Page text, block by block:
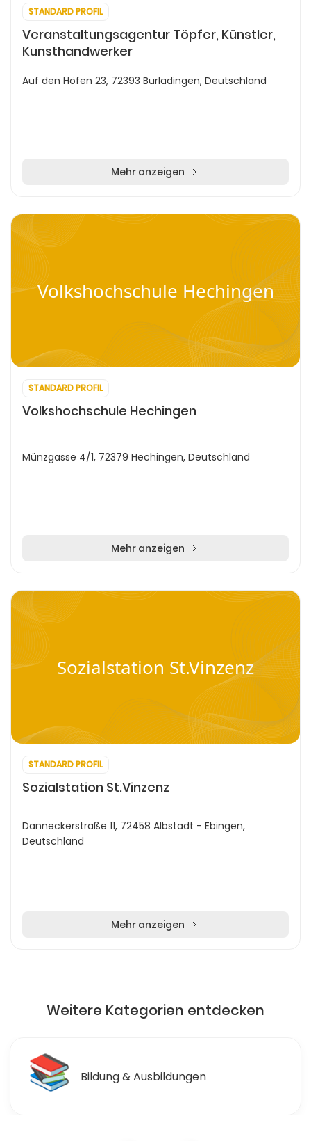
STANDARD PROFIL
Veranstaltungsagentur Töpfer, Künstler,
Kunsthandwerker
Auf den Höfen 23, 72393 Burladingen, Deutschland
Mehr anzeigen
Volkshochschule Hechingen
STANDARD PROFIL
Volkshochschule Hechingen
Münzgasse 4/1, 72379 Hechingen, Deutschland
Mehr anzeigen
Sozialstation St.Vinzenz
STANDARD PROFIL
Sozialstation St.Vinzenz
Danneckerstraße 11, 72458 Albstadt - Ebingen,
Deutschland
Mehr anzeigen
Weitere Kategorien entdecken
📚 Bildung & Ausbildungen